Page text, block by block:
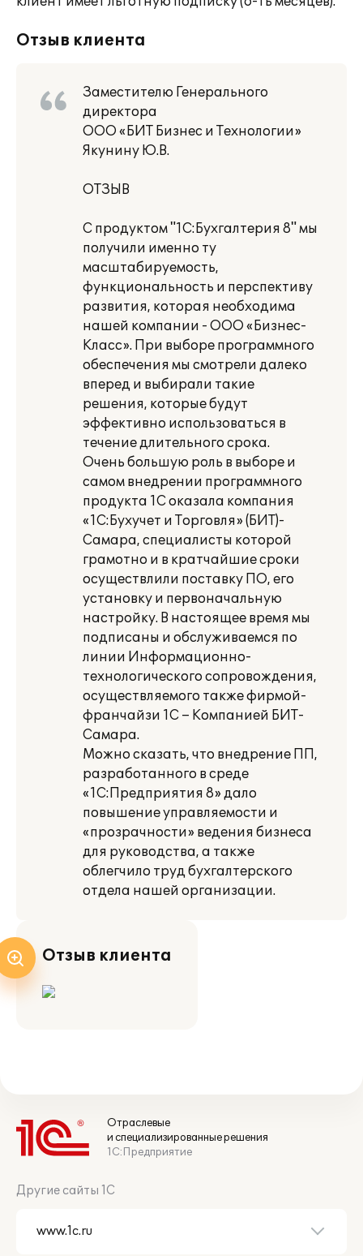
Отзыв клиента
Заместителю Генерального
директора
ООО «БИТ Бизнес и Технологии»
Якунину Ю.В.
ОТЗЫВ
С продуктом "1С:Бухгалтерия 8" мы
получили именно ту
масштабируемость,
функциональность и перспективу
развития, которая необходима
нашей компании - ООО «Бизнес-
Класс». При выборе программного
обеспечения мы смотрели далеко
вперед и выбирали такие
решения, которые будут
эффективно использоваться в
течение длительного срока.
Очень большую роль в выборе и
самом внедрении программного
продукта 1С оказала компания
«1С:Бухучет и Торговля» (БИТ)-
Самара, специалисты которой
грамотно и в кратчайшие сроки
осуществлили поставку ПО, его
установку и первоначальную
настройку. В настоящее время мы
подписаны и обслуживаемся по
линии Информационно-
технологического сопровождения,
осуществляемого также фирмой-
франчайзи 1С – Компанией БИТ-
Самара.
Можно сказать, что внедрение ПП,
разработанного в среде
«1С:Предприятия 8» дало
повышение управляемости и
«прозрачности» ведения бизнеса
для руководства, а также
облегчило труд бухгалтерского
отдела нашей организации.
Отзыв клиента
Отраслевые
и специализированные решения
1С:Предприятие
Другие сайты 1С